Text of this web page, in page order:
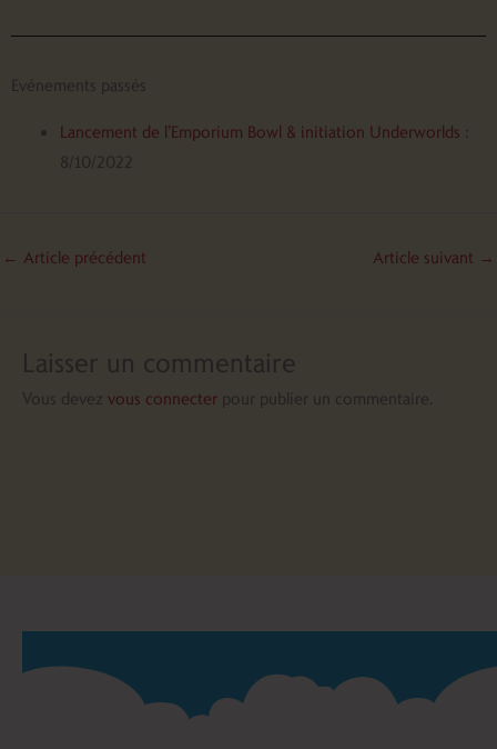
Evénements passés
Lancement de l’Emporium Bowl & initiation Underworlds :
8/10/2022
← Article précédent Article suivant →
Laisser un commentaire
Vous devez vous connecter pour publier un commentaire.